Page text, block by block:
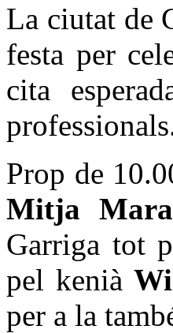
La ciutat de
festa per
cita
Prop de
Mitja
Garriga tot
pel kenià
per a la